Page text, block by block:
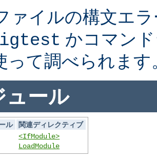
ァイルの構文エ
かコマン
って調べられます
ュール
ル
関連ディレクティブ
<IfModule>
LoadModule